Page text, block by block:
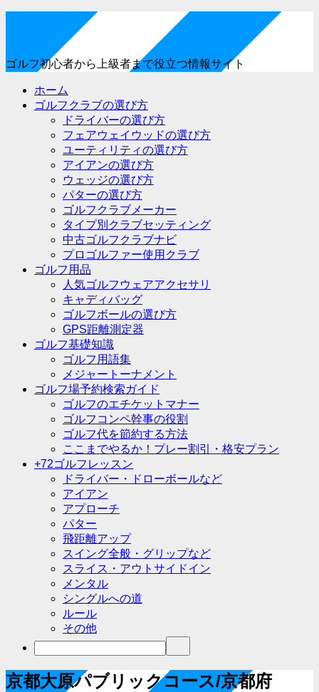
ゴルフ初心者から上級者まで役立つ情報サイト
ホーム
ゴルフクラブの選び方
ドライバーの選び方
フェアウェイウッドの選び方
ユーティリティの選び方
アイアンの選び方
ウェッジの選び方
パターの選び方
ゴルフクラブメーカー
タイプ別クラブセッティング
中古ゴルフクラブナビ
プロゴルファー使用クラブ
ゴルフ用品
人気ゴルフウェアアクセサリ
キャディバッグ
ゴルフボールの選び方
GPS距離測定器
ゴルフ基礎知識
ゴルフ用語集
メジャートーナメント
ゴルフ場予約検索ガイド
ゴルフのエチケットマナー
ゴルフコンペ幹事の役割
ゴルフ代を節約する方法
ここまでやるか！プレー割引・格安プラン
+72ゴルフレッスン
ドライバー・ドローボールなど
アイアン
アプローチ
パター
飛距離アップ
スイング全般・グリップなど
スライス・アウトサイドイン
メンタル
シングルへの道
ルール
その他
京都大原パブリックコース/京都府